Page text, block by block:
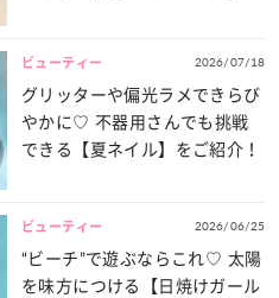
ビューティー 2026/07/18
グリッターや偏光ラメできらび
やかに♡ 不器用さんでも挑戦
できる【夏ネイル】をご紹介！
ビューティー 2026/06/25
“ビーチ”で遊ぶならこれ♡ 太陽
を味方につける【日焼けガール